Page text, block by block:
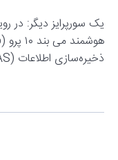
یک سورپرایز دیگر: در
ذخیره‌سازی اطلاعات (NAS) شیائومی نیز خواهیم بود.